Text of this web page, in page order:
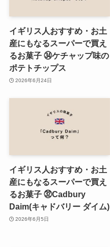
イギリス人おすすめ・お土
産にもなるスーパーで買え
るお菓子 ㉞ケチャップ味の
ポテトチップス
2026年6月24日
イギリス人おすすめ・お土
産にもなるスーパーで買え
るお菓子 ㉜Cadbury
Daim(キャドバリー ダイム)
2026年6月5日